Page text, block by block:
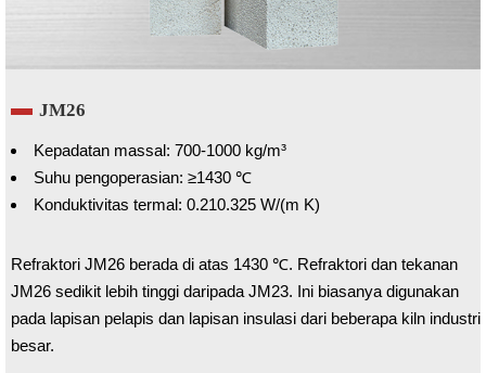
JM26
Kepadatan massal: 700-1000 kg/m³
Suhu pengoperasian: ≥1430 ℃
Konduktivitas termal: 0.210.325 W/(m K)
Refraktori JM26 berada di atas 1430 ℃. Refraktori dan tekanan
JM26 sedikit lebih tinggi daripada JM23. Ini biasanya digunakan
pada lapisan pelapis dan lapisan insulasi dari beberapa kiln industri
besar.